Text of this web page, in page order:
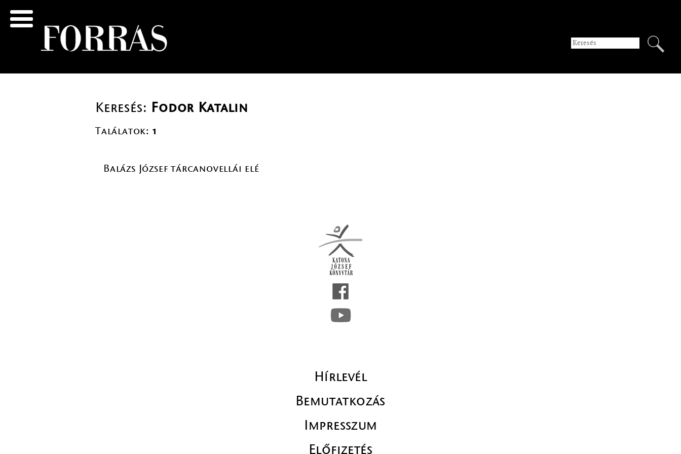
Keresés: Fodor Katalin
Találatok: 1
Balázs József tárcanovellái elé
Hírlevél
Bemutatkozás
Impresszum
Előfizetés